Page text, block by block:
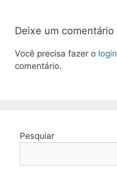
Deixe um comentário
Você precisa fazer o login
comentário.
Pesquiar